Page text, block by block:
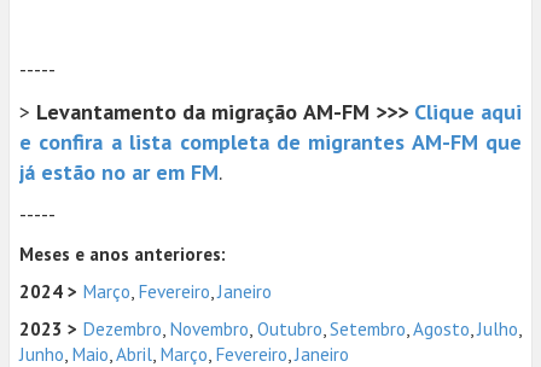
-----
> Levantamento da migração AM-FM >>> Clique aqui
e confira a lista completa de migrantes AM-FM que
já estão no ar em FM.
-----
Meses e anos anteriores:
2024 > Março, Fevereiro,Janeiro
2023 > Dezembro, Novembro, Outubro,Setembro,Agosto,Julho,
Junho, Maio,Abril, Março, Fevereiro,Janeiro